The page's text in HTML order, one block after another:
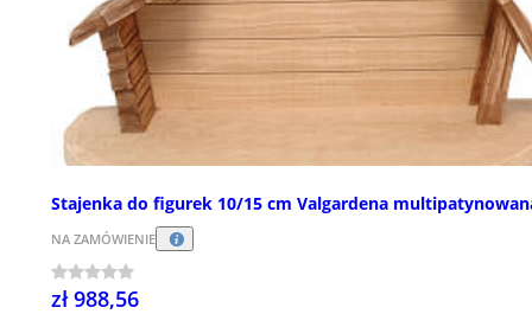
Stajenka do figurek 10/15 cm Valgardena
NA ZAMÓWIENIE
zł 988,56